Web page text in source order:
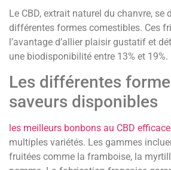
Le CBD, extrait naturel du chanvre, se
différentes formes comestibles. Ces
l’avantage d’allier plaisir gustatif et
une biodisponibilité entre 13% et 19%.
Les différentes
saveurs disponibles
les meilleurs bonbons au CBD
multiples variétés. Les gammes
fruitées comme la framboise, la